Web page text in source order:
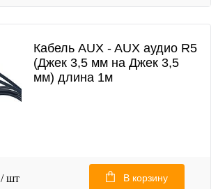
Кабель AUX - AUX аудио R5
(Джек 3,5 мм на Джек 3,5
мм) длина 1м
/ шт В корзину